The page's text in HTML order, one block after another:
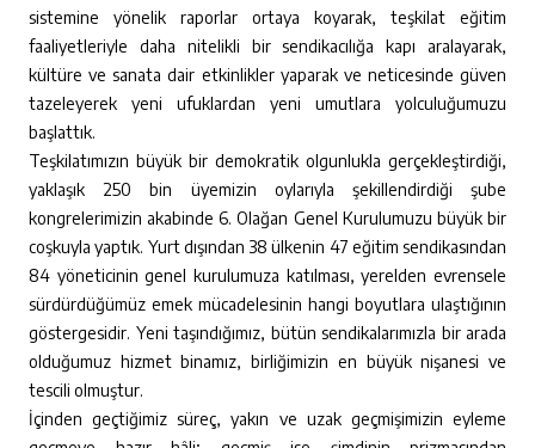
sistemine yönelik raporlar ortaya koyarak, teşkilat eğitim
faaliyetleriyle daha nitelikli bir sendikacılığa kapı aralayarak,
kültüre ve sanata dair etkinlikler yaparak ve neticesinde güven
tazeleyerek yeni ufuklardan yeni umutlara yolculuğumuzu
başlattık.
Teşkilatımızın büyük bir demokratik olgunlukla gerçekleştirdiği,
yaklaşık 250 bin üyemizin oylarıyla şekillendirdiği şube
kongrelerimizin akabinde 6. Olağan Genel Kurulumuzu büyük bir
coşkuyla yaptık. Yurt dışından 38 ülkenin 47 eğitim sendikasından
84 yöneticinin genel kurulumuza katılması, yerelden evrensele
sürdürdüğümüz emek mücadelesinin hangi boyutlara ulaştığının
göstergesidir. Yeni taşındığımız, bütün sendikalarımızla bir arada
olduğumuz hizmet binamız, birliğimizin en büyük nişanesi ve
tescili olmuştur.
İçinden geçtiğimiz süreç, yakın ve uzak geçmişimizin eyleme